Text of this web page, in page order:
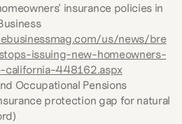
insurance policies in
California, Insurance Business
us/news/bre
issuing-new-homeowners-
california-448162.aspx
Occupational Pensions
protection gap for natural